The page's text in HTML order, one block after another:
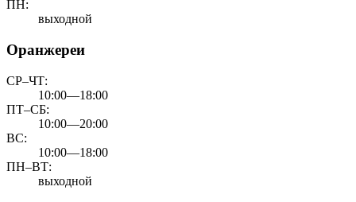
ПН:
выходной
Оранжереи
СР–ЧТ:
10:00—18:00
ПТ–СБ:
10:00—20:00
ВС:
10:00—18:00
ПН–ВТ:
выходной